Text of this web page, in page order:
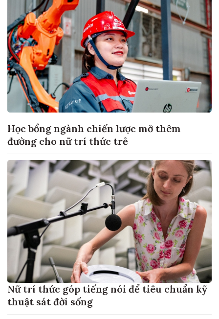
Học bổng ngành chiến lược mở thêm
đường cho nữ trí thức trẻ
Nữ trí thức góp tiếng nói để tiêu chuẩn kỹ
thuật sát đời sống